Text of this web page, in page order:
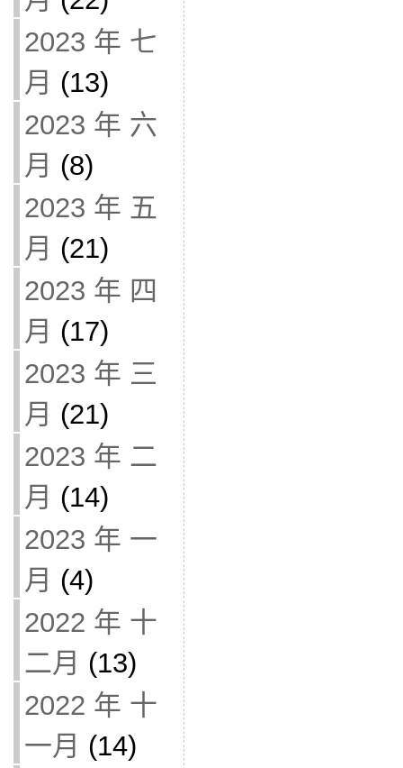
2023 年 七
月 (13)
2023 年 六
月 (8)
2023 年 五
月 (21)
2023 年 四
月 (17)
2023 年 三
月 (21)
2023 年 二
月 (14)
2023 年 一
月 (4)
2022 年 十
二月 (13)
2022 年 十
一月 (14)